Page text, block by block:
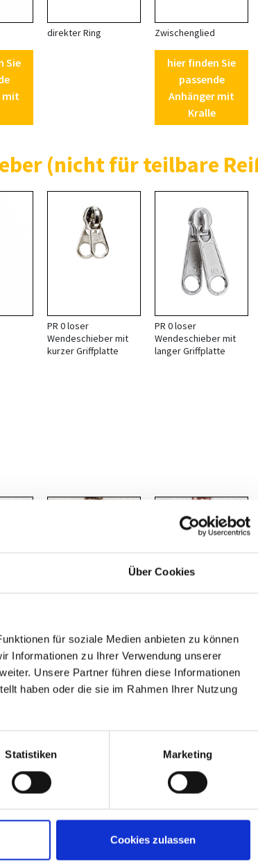
Über Cookies
für soziale Medien anbieten zu können
Informationen zu Ihrer Verwendung unserer
Unsere Partner führen diese Informationen
haben oder die sie im Rahmen Ihrer Nutzung
Statistiken Marketing
Cookies zulassen
Sie
mit
direkter Ring Zwischenglied
hier finden Sie
passende
Anhänger mit
Kralle
(nicht für teilbare
PR 0 loser
Wendeschieber mit
kurzer Griffplatte
PR 0 loser
Wendeschieber mit
langer Griffplatte